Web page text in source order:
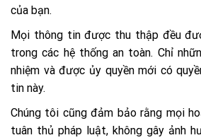
của bạn.
Mọi thông tin được thu thập đều
trong các hệ thống an toàn. Chỉ
nhiệm và được ủy quyền mới có
tin này.
Chúng tôi cũng đảm bảo rằng mọi
tuân thủ pháp luật, không gây ảnh